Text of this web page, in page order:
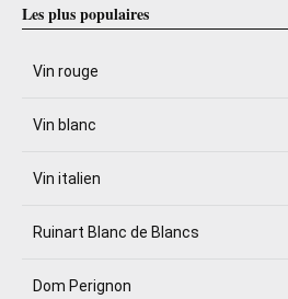
Les plus populaires
Vin rouge
Vin blanc
Vin italien
Ruinart Blanc de Blancs
Dom Perignon